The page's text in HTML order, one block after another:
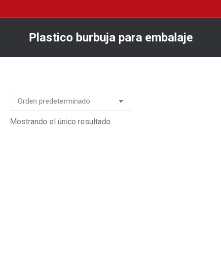
Plastico burbuja para embalaje
Mostrando el único resultado